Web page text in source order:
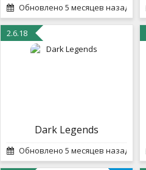
Обновлено 5 месяцев назад
2.6.18
Dark Legends
Обновлено 5 месяцев назад